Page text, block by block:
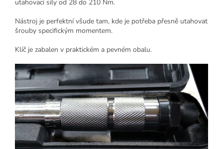
utahovací síly od 28 do 210 Nm.
Nástroj je perfektní všude tam, kde je potřeba přesně utahovat
šrouby specifickým momentem.
Klíč je zabalen v praktickém a pevném obalu.